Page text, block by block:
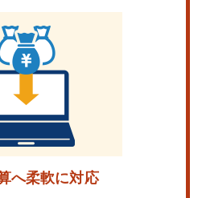
へ柔軟に対応